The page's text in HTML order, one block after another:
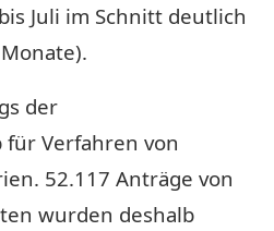
Juli im Schnitt deutlich
der
für Verfahren von
52.117 Anträge von
wurden deshalb